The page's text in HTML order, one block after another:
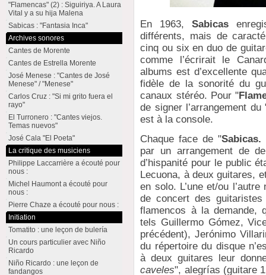
En 1963, Sabicas
différents, mais de
cinq ou six en duo de
comme l’écrirait le
albums est d’excellente
fidèle de la sonorité du
canaux stéréo. Pour "
de signer l’arrangement du
est à la console.
Chaque face de "
par un arrangement de
d’hispanité pour le public
Lecuona, à deux guitares,
en solo. L’une et/ou
de concert des
flamencos à la demande,
tels Guillermo Gómez,
précédent), Jerónimo
du répertoire du disque
à deux guitares leur
caveles", alegrías (guitare
"Flamencas" (2) : Siguiriya. A Laura
Vital y a su hija Malena
Sabicas : "Fantasia Inca"
Archives sonores
Cantes de Morente
Cantes de Estrella Morente
José Menese : "Cantes de José
Menese" / "Menese"
Carlos Cruz : "Si mi grito fuera el
rayo"
El Turronero : "Cantes viejos.
Temas nuevos"
José Cala "El Poeta"
La critique des musiciens
Philippe Laccarrière a écouté pour
nous :
Michel Haumont a écouté pour
nous :
Pierre Chaze a écouté pour nous :
Initiation
Tomatito : une leçon de bulería
Un cours particulier avec Niño
Ricardo
Niño Ricardo : une leçon de
fandangos